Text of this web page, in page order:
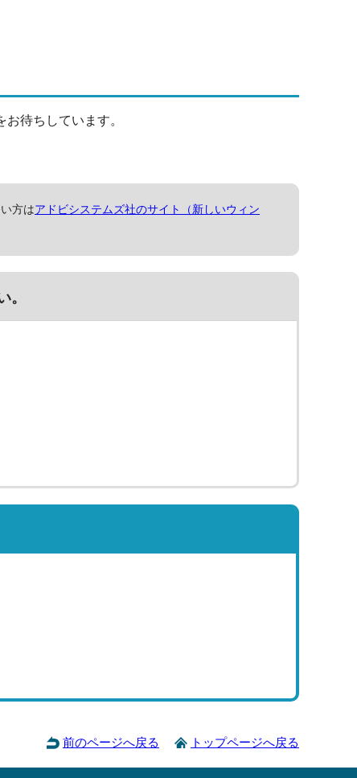
待ちしています。
方はアドビシステムズ社のサイト（新しいウィン
。
前のページへ戻る トップページへ戻る